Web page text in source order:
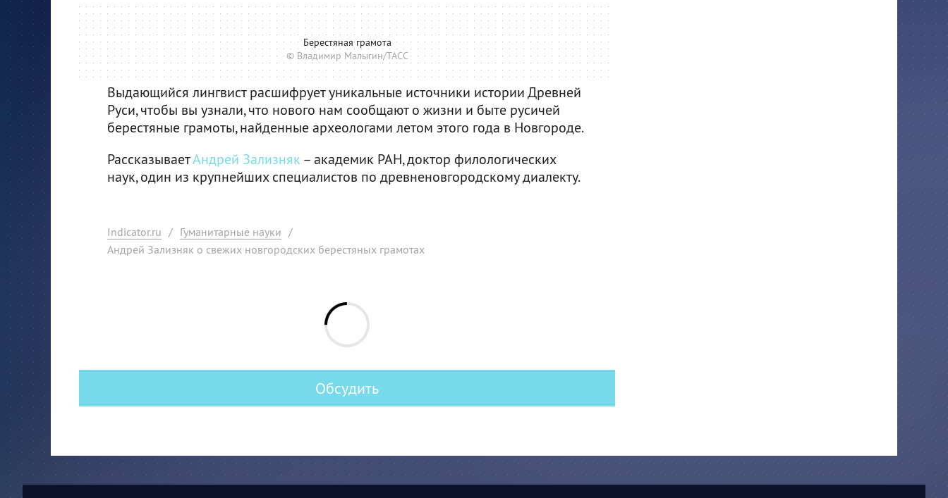
Берестяная грамота
© Владимир Малыгин/ТАСС
Выдающийся лингвист расшифрует уникальные источники истории Древней
Руси, чтобы вы узнали, что нового нам сообщают о жизни и быте русичей
берестяные грамоты, найденные археологами летом этого года в Новгороде.
РассказываетАндрей Зализняк – академик РАН, доктор филологических
наук, один из крупнейших специалистов по древненовгородскому диалекту.
Indicator.ru / Гуманитарные науки /
Андрей Зализняк о свежих новгородских берестяных грамотах
Обсудить